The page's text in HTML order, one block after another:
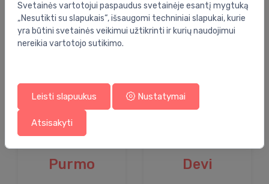
Margaroli
Purmo Devi
Svetainės vartotojui paspaudus svetainėje esantį mygtuką
„Nesutikti su slapukais“, išsaugomi techniniai slapukai, kurie
yra būtini svetainės veikimui užtikrinti ir kurių naudojimui
nereikia vartotojo sutikimo.
Leisti slapuukus Nustatymai
Atsisakyti